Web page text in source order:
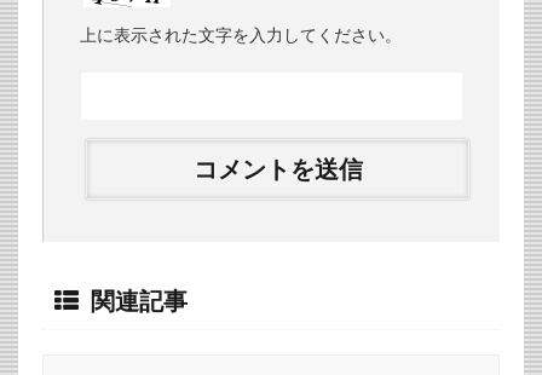
上に表示された文字を入力してください。
関連記事